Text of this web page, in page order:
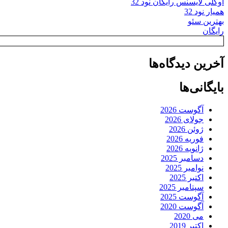
همیار نود 32
بهترین سئو
رایگان
آخرین دیدگاه‌ها
بایگانی‌ها
آگوست 2026
جولای 2026
ژوئن 2026
فوریه 2026
ژانویه 2026
دسامبر 2025
نوامبر 2025
اکتبر 2025
سپتامبر 2025
آگوست 2025
آگوست 2020
می 2020
اکتبر 2019